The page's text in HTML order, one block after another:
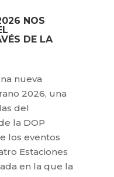
NOS
DE LA
nueva
2026, una
del
la DOP
los eventos
Estaciones
en la que la